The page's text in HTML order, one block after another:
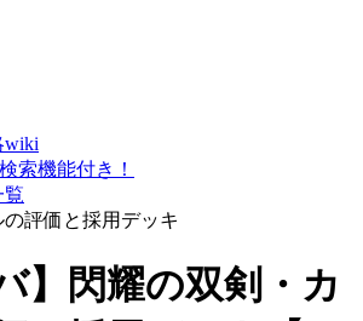
wiki
索機能付き！
覧
評価と採用デッキ
】閃耀の双剣・カ